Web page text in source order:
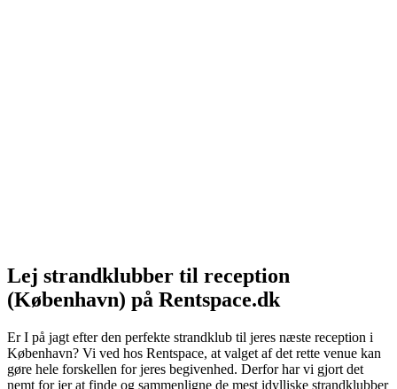
Lej strandklubber til reception
(København) på Rentspace.dk
Er I på jagt efter den perfekte strandklub til jeres næste reception i
København? Vi ved hos Rentspace, at valget af det rette venue kan
gøre hele forskellen for jeres begivenhed. Derfor har vi gjort det
nemt for jer at finde og sammenligne de mest idylliske strandklubber